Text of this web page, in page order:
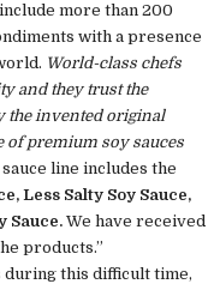
more than 200
with a presence
World-class chefs
and they trust the
the invented original
of premium soy sauces
line includes the
Less Salty Soy Sauce,
Sauce. We have received
products.”
this difficult time,